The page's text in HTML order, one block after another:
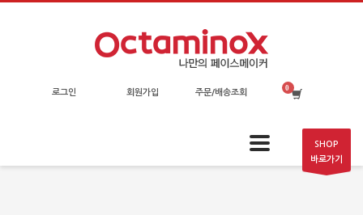
로그인 회원가입 주문/배송조회
SHOP
바로가기